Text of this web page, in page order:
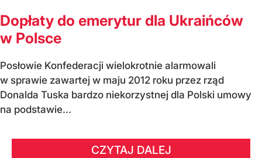
Dopłaty do emerytur dla Ukraińców
w Polsce
Posłowie Konfederacji wielokrotnie alarmowali
w sprawie zawartej w maju 2012 roku przez rząd
Donalda Tuska bardzo niekorzystnej dla Polski umowy
na podstawie...
CZYTAJ DALEJ